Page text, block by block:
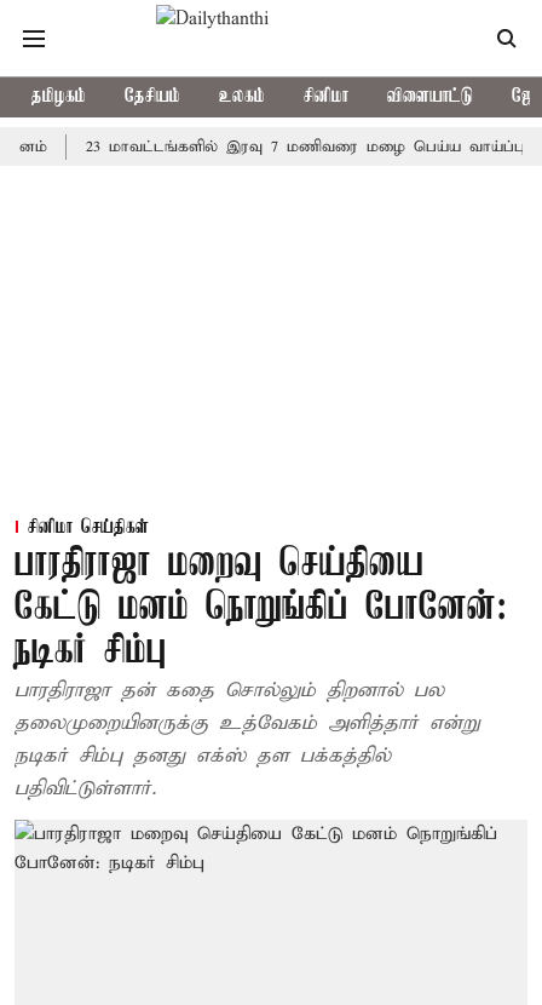
தமிழகம் தேசியம் உலகம் சினிமா விளையாட்டு
23 மாவட்டங்களில் இரவு 7 மணிவரை மழை பெய்ய வாய்ப்பு
சினிமா செய்திகள்
பாரதிராஜா மறைவு செய்தியை
கேட்டு மனம் நொறுங்கிப் போனேன்:
நடிகர் சிம்பு
பாரதிராஜா தன் கதை சொல்லும் திறனால் பல
தலைமுறையினருக்கு உத்வேகம் அளித்தார் என்று
நடிகர் சிம்பு தனது எக்ஸ் தள பக்கத்தில்
பதிவிட்டுள்ளார்.